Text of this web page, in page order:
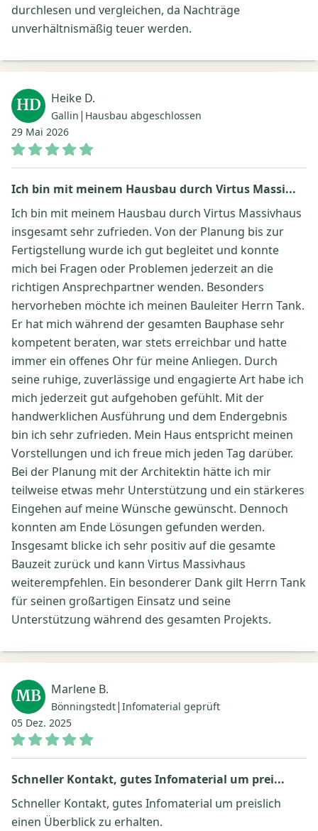
durchlesen und vergleichen, da Nachträge
unverhältnismäßig teuer werden.
HD Heike D.
Gallin | Hausbau abgeschlossen
29 Mai 2026
Ich bin mit meinem Hausbau durch Virtus Massi...
Ich bin mit meinem Hausbau durch Virtus Massivhaus
insgesamt sehr zufrieden. Von der Planung bis zur
Fertigstellung wurde ich gut begleitet und konnte
mich bei Fragen oder Problemen jederzeit an die
richtigen Ansprechpartner wenden. Besonders
hervorheben möchte ich meinen Bauleiter Herrn Tank.
Er hat mich während der gesamten Bauphase sehr
kompetent beraten, war stets erreichbar und hatte
immer ein offenes Ohr für meine Anliegen. Durch
seine ruhige, zuverlässige und engagierte Art habe ich
mich jederzeit gut aufgehoben gefühlt. Mit der
handwerklichen Ausführung und dem Endergebnis
bin ich sehr zufrieden. Mein Haus entspricht meinen
Vorstellungen und ich freue mich jeden Tag darüber.
Bei der Planung mit der Architektin hätte ich mir
teilweise etwas mehr Unterstützung und ein stärkeres
Eingehen auf meine Wünsche gewünscht. Dennoch
konnten am Ende Lösungen gefunden werden.
Insgesamt blicke ich sehr positiv auf die gesamte
Bauzeit zurück und kann Virtus Massivhaus
weiterempfehlen. Ein besonderer Dank gilt Herrn Tank
für seinen großartigen Einsatz und seine
Unterstützung während des gesamten Projekts.
MB Marlene B.
Bönningstedt| Infomaterial geprüft
05 Dez. 2025
Schneller Kontakt, gutes Infomaterial um prei...
Schneller Kontakt, gutes Infomaterial um preislich
einen Überblick zu erhalten.